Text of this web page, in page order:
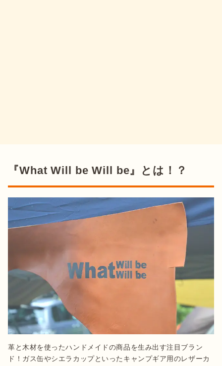
『What Will be Will be』とは！？
革と木材を使ったハンドメイドの商品を生み出す注目ブラン
ド！ガス缶やシエラカップといったキャンプギア用のレザーカ